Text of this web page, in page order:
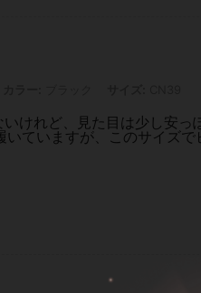
けれど、見た目は少し安っ
ていますが、このサイズで